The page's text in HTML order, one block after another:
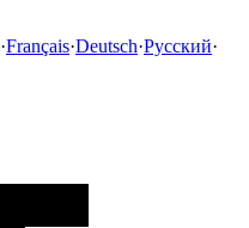
·Français·Deutsch·Русский·